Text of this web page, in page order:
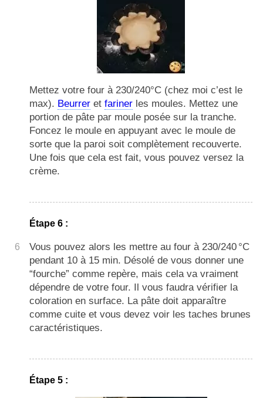
Mettez votre four à 230/240°C (chez moi c’est le
max). Beurrer et fariner les moules. Mettez une
portion de pâte par moule posée sur la tranche.
Foncez le moule en appuyant avec le moule de
sorte que la paroi soit complètement recouverte.
Une fois que cela est fait, vous pouvez versez la
crème.
Étape 6 :
6
Vous pouvez alors les mettre au four à 230/240 °C
pendant 10 à 15 min. Désolé de vous donner une
“fourche” comme repère, mais cela va vraiment
dépendre de votre four. Il vous faudra vérifier la
coloration en surface. La pâte doit apparaître
comme cuite et vous devez voir les taches brunes
caractéristiques.
Étape 5 :